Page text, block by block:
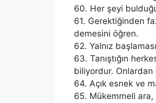
60. Her şeyi
61. Gerektiğinden
demesini öğren.
62. Yalnız
63. Tanıştığın
biliyordur. Onlardan
64. Açık esnek ve
65. Mükemmeli